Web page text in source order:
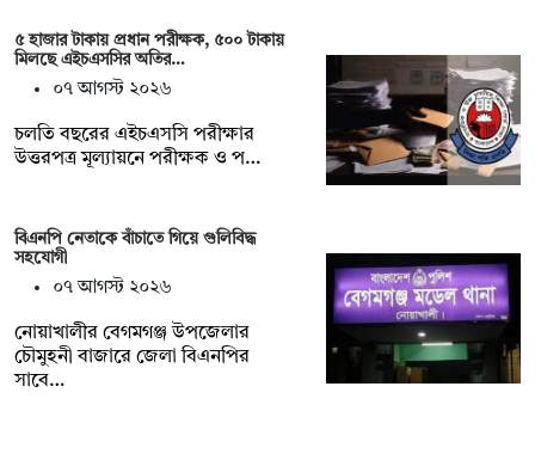
৫ হাজার টাকায় প্রধান পরীক্ষক, ৫০০ টাকায়
মিলছে এইচএসসির অতির…
০৭ আগস্ট ২০২৬
চলতি বছরের এইচএসসি পরীক্ষার
উত্তরপত্র মূল্যায়নে পরীক্ষক ও প…
বিএনপি নেতাকে বাঁচাতে গিয়ে গুলিবিদ্ধ
সহযোগী
০৭ আগস্ট ২০২৬
নোয়াখালীর বেগমগঞ্জ উপজেলার
চৌমুহনী বাজারে জেলা বিএনপির
সাবে…